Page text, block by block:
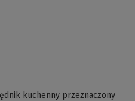
kuchenny przeznaczony